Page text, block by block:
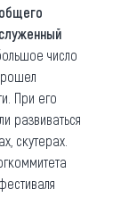
число
При его
развиваться
скутерах.